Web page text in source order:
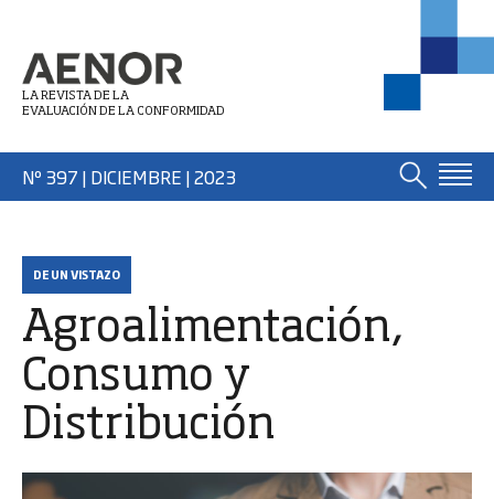
LA REVISTA DE LA
EVALUACIÓN DE LA CONFORMIDAD
Nº 397 | DICIEMBRE | 2023
DE UN VISTAZO
Agroalimentación,
Consumo y
Distribución